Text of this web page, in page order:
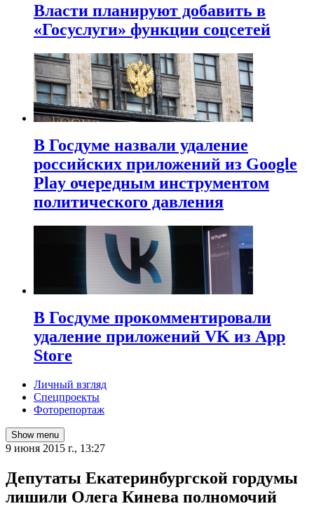
Власти планируют добавить в
«Госуслуги» функции соцсетей
В Госдуме назвали удаление
российских приложений из Google
Play очередным инструментом
политического давления
В Госдуме прокомментировали
удаление приложений VK из App
Store
Личный взгляд
Спецпроекты
Фоторепортаж
Show menu
9 июня 2015 г., 13:27
Депутаты Екатеринбургской гордумы
лишили Олега Кинева полномочий